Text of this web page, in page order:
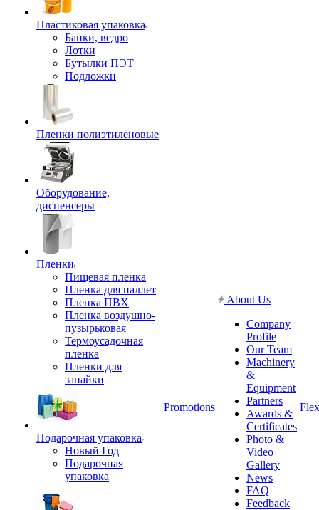
Пластиковая упаковка
Банки, ведро
Лотки
Бутылки ПЭТ
Подложки
Пленки полиэтиленовые
Оборудование,
диспенсеры
Пленки
Пищевая пленка
Пленка для паллет
Пленка ПВХ
Пленка воздушно-
пузырьковая
Термоусадочная
пленка
Пленки для
запайки
Подарочная упаковка
Новый Год
Подарочная
упаковка
Promotions
About Us
Company
Profile
Our Team
Machinery
&
Equipment
Partners
Awards &
Certificates
Photo &
Video
Gallery
News
FAQ
Feedback